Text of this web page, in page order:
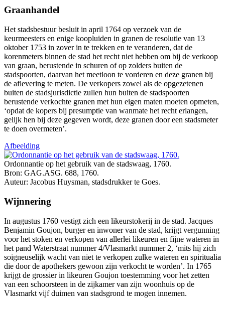
Graanhandel
Het stadsbestuur besluit in april 1764 op verzoek van de
keurmeesters en enige koopluiden in granen de resolutie van 13
oktober 1753 in zover in te trekken en te veranderen, dat de
korenmeters binnen de stad het recht niet hebben om bij de verkoop
van graan, berustende in schuren of op zolders buiten de
stadspoorten, daarvan het meetloon te vorderen en deze granen bij
de aflevering te meten. De verkopers zowel als de opgezetenen
buiten de stadsjurisdictie zullen hun buiten de stadspoorten
berustende verkochte granen met hun eigen maten moeten opmeten,
‘opdat de kopers bij presumptie van wanmate het recht erlangen,
gelijk hen bij deze gegeven wordt, deze granen door een stadsmeter
te doen overmeten’.
Afbeelding
Ordonnantie op het gebruik van de stadswaag, 1760.
Bron: GAG.ASG. 688, 1760.
Auteur: Jacobus Huysman, stadsdrukker te Goes.
Wijnnering
In augustus 1760 vestigt zich een likeurstokerij in de stad. Jacques
Benjamin Goujon, burger en inwoner van de stad, krijgt vergunning
voor het stoken en verkopen van allerlei likeuren en fijne wateren in
het pand Waterstraat nummer 4/Vlasmarkt nummer 2, ‘mits hij zich
soigneuselijk wacht van niet te verkopen zulke wateren en spiritualia
die door de apothekers gewoon zijn verkocht te worden’. In 1765
krijgt de grossier in likeuren Goujon toestemming voor het zetten
van een schoorsteen in de zijkamer van zijn woonhuis op de
Vlasmarkt vijf duimen van stadsgrond te mogen innemen.